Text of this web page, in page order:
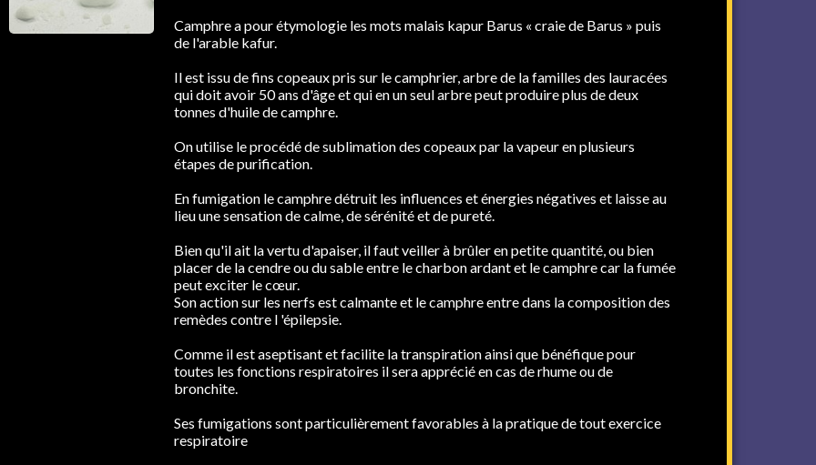
Camphre a pour étymologie les mots malais kapur Barus « craie de Barus » puis
de l'arable kafur.
Il est issu de fins copeaux pris sur le camphrier, arbre de la familles des lauracées
qui doit avoir 50 ans d'âge et qui en un seul arbre peut produire plus de deux
tonnes d'huile de camphre.
On utilise le procédé de sublimation des copeaux par la vapeur en plusieurs
étapes de purification.
En fumigation le camphre détruit les influences et énergies négatives et laisse au
lieu une sensation de calme, de sérénité et de pureté.
Bien qu'il ait la vertu d'apaiser, il faut veiller à brûler en petite quantité, ou bien
placer de la cendre ou du sable entre le charbon ardant et le camphre car la fumée
peut exciter le cœur.
Son action sur les nerfs est calmante et le camphre entre dans la composition des
remèdes contre l 'épilepsie.
Comme il est aseptisant et facilite la transpiration ainsi que bénéfique pour
toutes les fonctions respiratoires il sera apprécié en cas de rhume ou de
bronchite.
Ses fumigations sont particulièrement favorables à la pratique de tout exercice
respiratoire